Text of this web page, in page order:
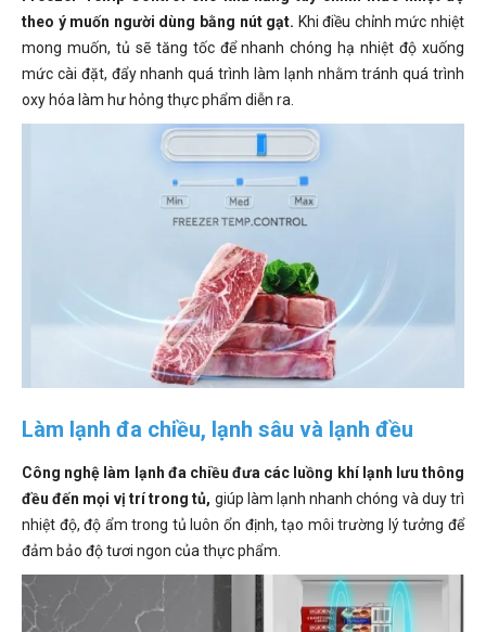
theo ý muốn người dùng bằng nút gạt. Khi điều chỉnh mức nhiệt
mong muốn, tủ sẽ tăng tốc để nhanh chóng hạ nhiệt độ xuống
mức cài đặt, đẩy nhanh quá trình làm lạnh nhằm tránh quá trình
oxy hóa làm hư hỏng thực phẩm diễn ra.
Làm lạnh đa chiều, lạnh sâu và lạnh đều
Công nghệ làm lạnh đa chiều đưa các luồng khí lạnh lưu thông
đều đến mọi vị trí trong tủ, giúp làm lạnh nhanh chóng và duy trì
nhiệt độ, độ ẩm trong tủ luôn ổn định, tạo môi trường lý tưởng để
đảm bảo độ tươi ngon của thực phẩm.